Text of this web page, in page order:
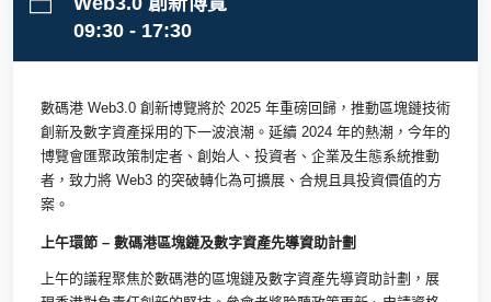
09:30 - 17:30
數碼港 Web3.0 創新博覽將於 2025 年重磅回歸，推動區塊鏈技術
創新及數字資產採用的下一波浪潮。延續 2024 年的熱潮，今年的
博覽會匯聚政策制定者、創始人、投資者、企業及生態系統推動
者，致力將 Web3 的突破轉化為可擴展、合規且具投資價值的方
案。
上午環節 – 數碼港區塊鏈及數字資產先導資助計劃
上午的議程聚焦於數碼港的區塊鏈及數字資產先導資助計劃，展